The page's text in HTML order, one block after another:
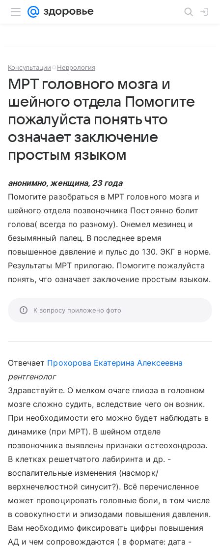
Консультации Неврология
МРТ головного мозга и
шейного отдела Помогите
пожалуйста понять что
означает заключение
простым языком
анонимно, женщина, 23 года
Помогите разобраться в МРТ головного мозга и
шейного отдела позвоночника Постоянно болит
голова( всегда по разному). Онемел мезинец и
безымянный палец. В последнее время
повышенное давление и пульс до 130. ЭКГ в норме.
Результаты МРТ прилогаю. Помогите пожалуйста
понять, что означает заключение простым языком.
К вопросу приложено фото
Отвечает Прохорова Екатерина Алексеевна
рентгенолог
Здравствуйте. О мелком очаге глиоза в головном
мозге сложно судить, вследствие чего он возник.
При необходимости его можно будет наблюдать в
динамике (при МРТ). В шейном отделе
позвоночника выявлены признаки остеохондроза.
В клетках решетчатого лабиринта и др. -
воспалительные изменения (насморк/
верхнечелюстной синусит?). Всё перечисленное
может провоцировать головные боли, в том числе
в совокупности и эпизодами повышения давления.
Вам необходимо фиксировать цифры повышения
АД и чем сопровождаются ( в формате: дата -